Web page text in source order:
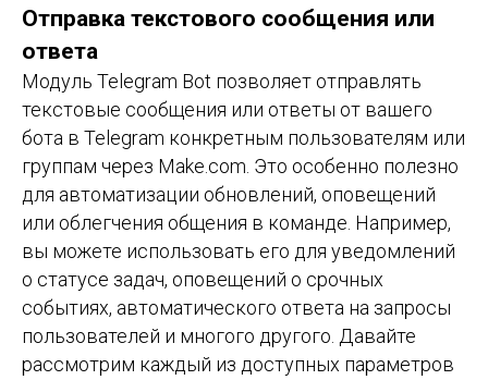
Отправка текстового сообщения или
ответа
Модуль Telegram Bot позволяет отправлять
текстовые сообщения или ответы от вашего
бота в Telegram конкретным пользователям или
группам через Make.com. Это особенно полезно
для автоматизации обновлений, оповещений
или облегчения общения в команде. Например,
вы можете использовать его для уведомлений
о статусе задач, оповещений о срочных
событиях, автоматического ответа на запросы
пользователей и многого другого. Давайте
рассмотрим каждый из доступных параметров